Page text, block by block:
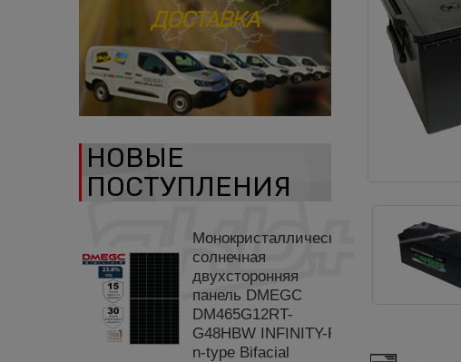
ДОСТАВКА
НОВЫЕ
ПОСТУПЛЕНИЯ
Монокристаллическая
солнечная
двухсторонняя
панель DMEGC
DM465G12RT-
G48HBW INFINITY-RT
n-type Bifacial